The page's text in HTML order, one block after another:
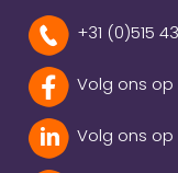
+31 (0)515
Volg ons
Volg ons op